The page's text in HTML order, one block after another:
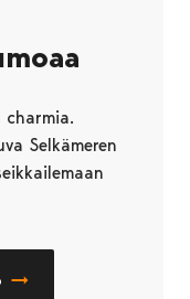
charmia.
Selkämeren